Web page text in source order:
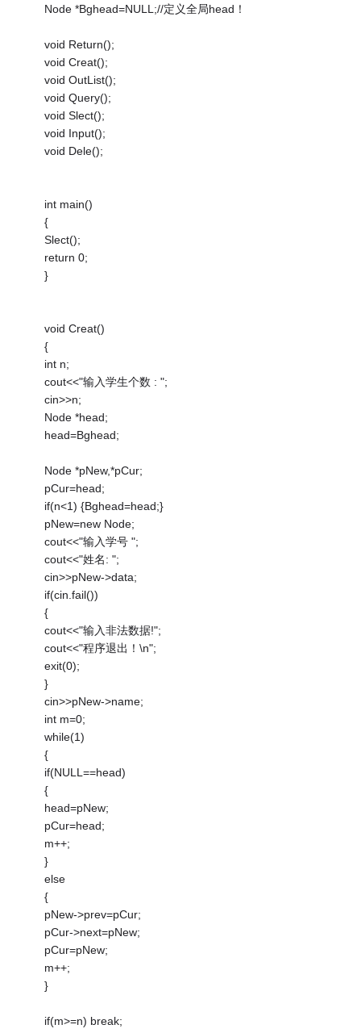
Node *Bghead=NULL;//定义全局head！
void Return();
void Creat();
void OutList();
void Query();
void Slect();
void Input();
void Dele();
int main()
{
Slect();
return 0;
}
void Creat()
{
int n;
cout<<"输入学生个数 : ";
cin>>n;
Node *head;
head=Bghead;
Node *pNew,*pCur;
pCur=head;
if(n<1) {Bghead=head;}
pNew=new Node;
cout<<"输入学号 ";
cout<<"姓名: ";
cin>>pNew->data;
if(cin.fail())
{
cout<<"输入非法数据!";
cout<<"程序退出！\n";
exit(0);
}
cin>>pNew->name;
int m=0;
while(1)
{
if(NULL==head)
{
head=pNew;
pCur=head;
m++;
}
else
{
pNew->prev=pCur;
pCur->next=pNew;
pCur=pNew;
m++;
}
if(m>=n) break;